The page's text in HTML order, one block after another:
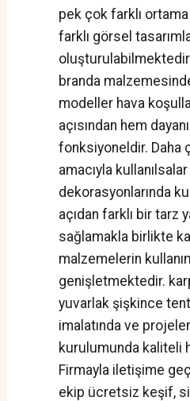
pek çok farklı
farklı görsel
branda
modeller hava
açısından hem
fonksiyoneldir. Daha
amacıyla
dekorasyonlarında
açıdan farklı bir tarz
sağlamakla birlikte
malzemelerin
genişletmektedir.
yuvarlak şişkince
imalatında ve
kurulumunda kaliteli
Firmayla iletişime
ekip ücretsiz keşif,